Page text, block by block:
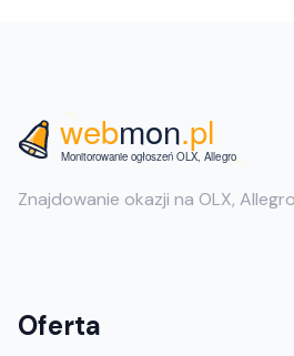
Znajdowanie okazji na OLX,
Oferta